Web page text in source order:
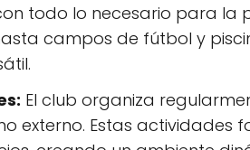
todo lo necesario para la
campos de fútbol y
El club organiza
externo. Estas actividades